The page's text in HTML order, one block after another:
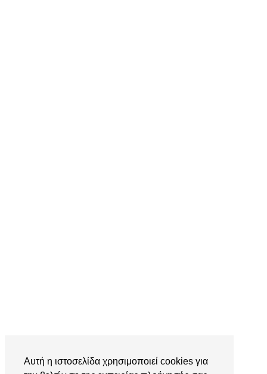
Αυτή η ιστοσελίδα χρησιμοποιεί cookies για